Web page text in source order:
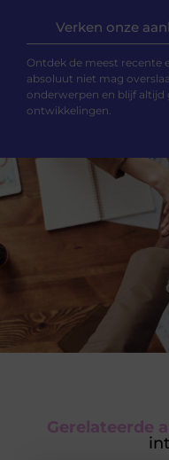
Verken onze
Ontdek de meest recente
absoluut niet mag
onderwerpen en blijf
ontwikkelingen.
Gerelateerde